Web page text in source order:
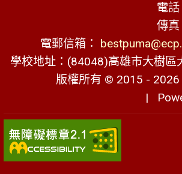
電
傳
電郵信箱：
學校地址：(84048)高雄市大樹區
版權所有 © 2015 - 2026
|